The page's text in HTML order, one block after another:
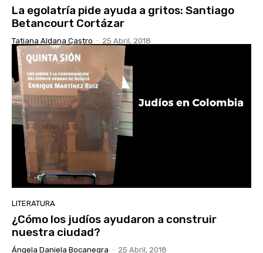
La egolatría pide ayuda a gritos: Santiago
Betancourt Cortázar
Tatiana Aldana Castro - 25 Abril, 2018
LITERATURA
¿Cómo los judíos ayudaron a construir
nuestra ciudad?
Ángela Daniela Bocanegra - 25 Abril, 2018